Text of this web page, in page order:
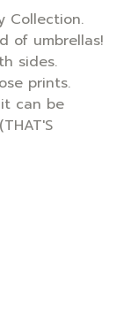
Collection.
of umbrellas!
sides.
prints.
can be